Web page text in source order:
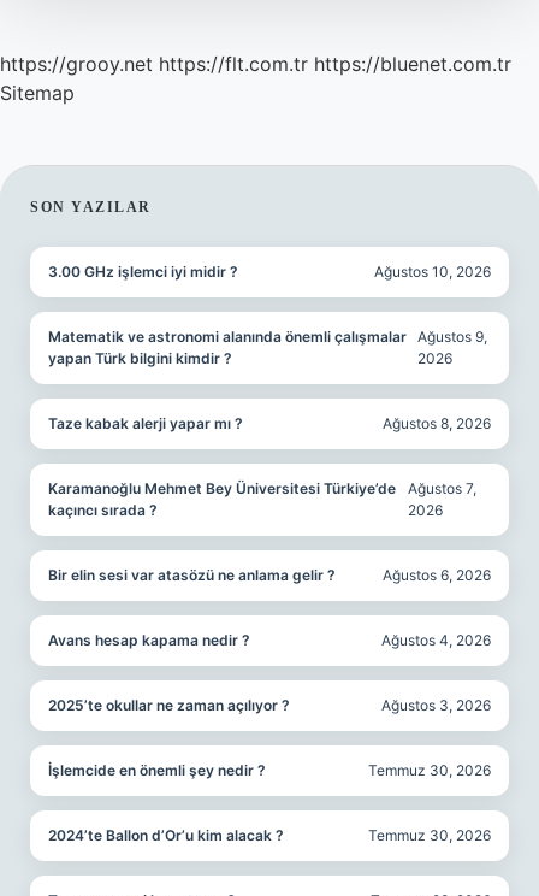
https://grooy.net https://flt.com.tr https://bluenet.com.tr
Sitemap
SIDEBAR
SON YAZILAR
3.00 GHz işlemci iyi midir ? Ağustos 10, 2026
Matematik ve astronomi alanında önemli çalışmalar
yapan Türk bilgini kimdir ?
Ağustos 9,
2026
Taze kabak alerji yapar mı ? Ağustos 8, 2026
Karamanoğlu Mehmet Bey Üniversitesi Türkiye’de
kaçıncı sırada ?
Ağustos 7,
2026
Bir elin sesi var atasözü ne anlama gelir ? Ağustos 6, 2026
Avans hesap kapama nedir ? Ağustos 4, 2026
2025’te okullar ne zaman açılıyor ? Ağustos 3, 2026
İşlemcide en önemli şey nedir ? Temmuz 30, 2026
2024’te Ballon d’Or’u kim alacak ? Temmuz 30, 2026